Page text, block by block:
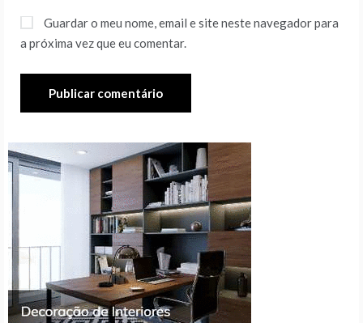
Guardar o meu nome, email e site neste navegador para
a próxima vez que eu comentar.